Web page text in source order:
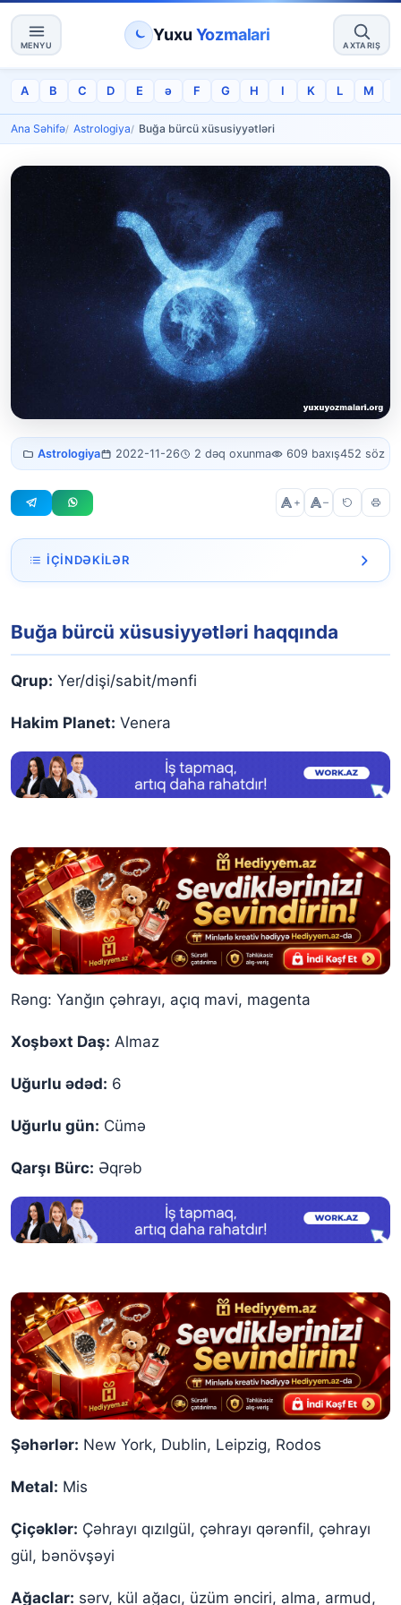
MENYU
Yuxu Yozmalari
AXTARIŞ
A B C D E ə F G H I K L M
Ana Səhifə Astrologiya Buğa bürcü xüsusiyyətləri
Buğa bürcü
xüsusiyyətləri
Astrologiya 2022-11-26 2 dəq oxunma 609 baxış452 söz
+ –
İÇINDƏKILƏR
ŞƏXSİ XÜSUSİYYƏTLƏR:
Buğa bürcü xüsusiyyətləri haqqında
Qrup: Yer/dişi/sabit/mənfi
Hakim Planet: Venera
Rəng: Yanğın çəhrayı, açıq mavi, magenta
Xoşbəxt Daş: Almaz
Uğurlu ədəd: 6
Uğurlu gün: Cümə
Qarşı Bürc: Əqrəb
Şəhərlər: New York, Dublin, Leipzig, Rodos
Metal: Mis
Çiçəklər: Çəhrayı qızılgül, çəhrayı qərənfil, çəhrayı
gül, bənövşəyi
Ağaclar: sərv, kül ağacı, üzüm ənciri, alma, armud,